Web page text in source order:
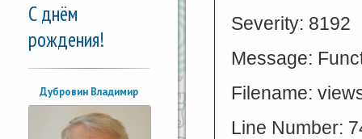
С днём
рождения!
Дубровин Владимир
Severity: 8192
Message:
Filename:
Line Number: